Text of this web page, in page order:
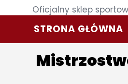
Oficjalny sklep
STRONA GŁÓWNA